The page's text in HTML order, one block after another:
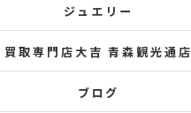
ジュエリー
買取専門店大吉 青森観光通店
ブログ